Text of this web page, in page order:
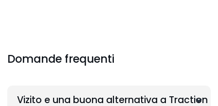
Domande frequenti
Vizito e una buona alternativa a Traction